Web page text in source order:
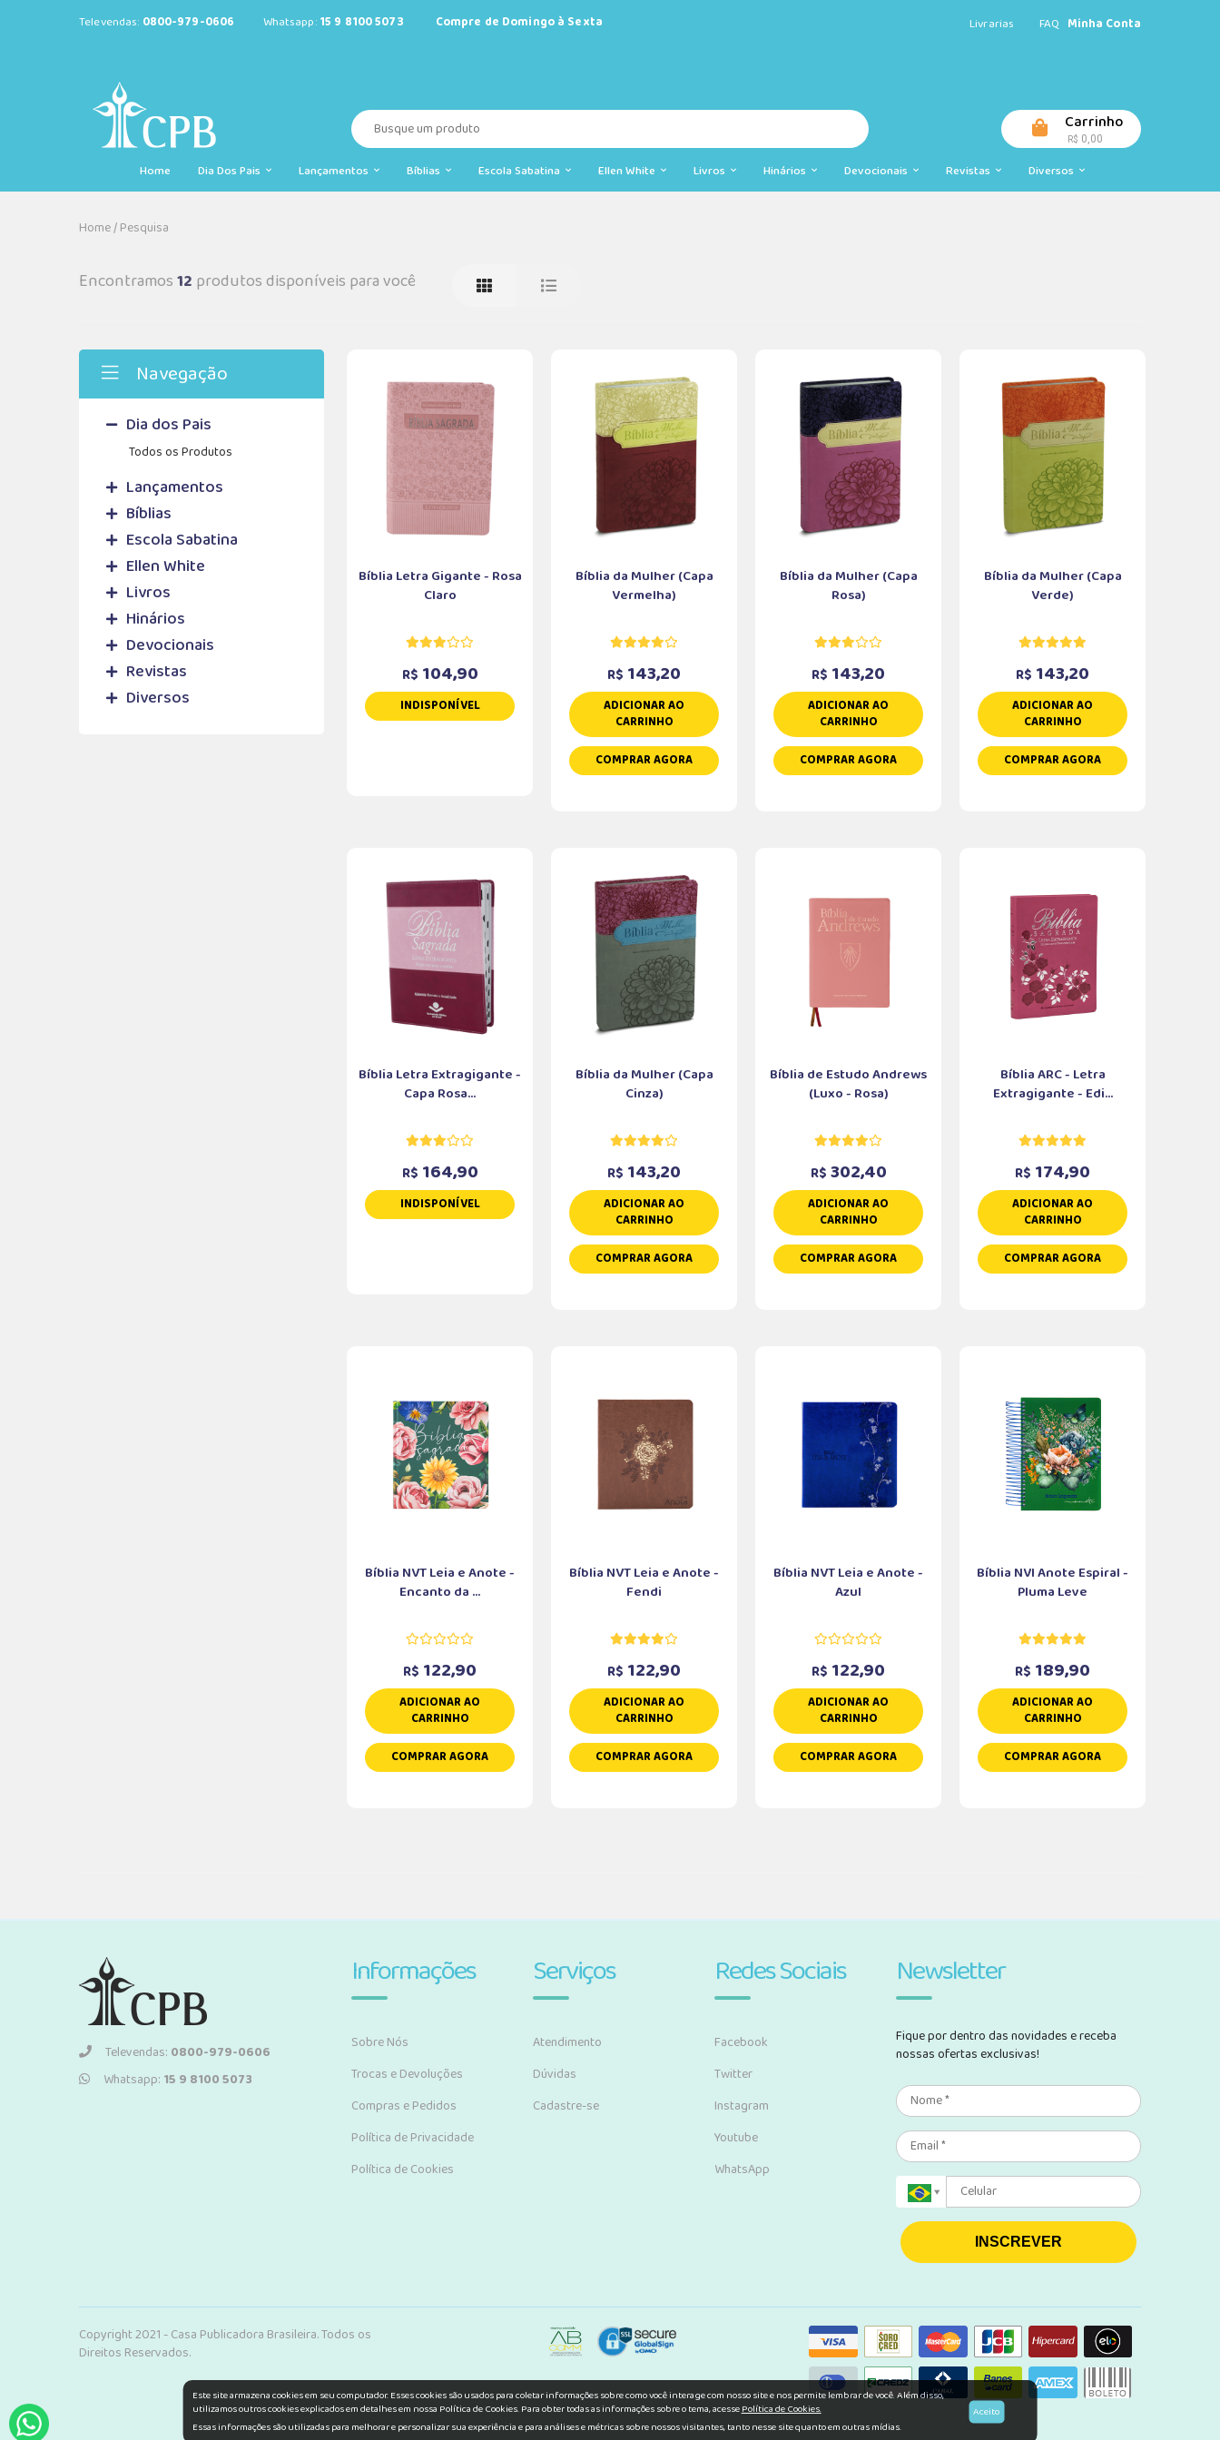
Televendas: 0800-979-0606 Whatsapp:15 9 8100 5073 Compre de Domingo à Sexta Livrarias FAQ Minha Conta
Carrinho
R$ 0,00
Home Dia Dos Pais Lançamentos Bíblias Escola Sabatina Ellen White Livros Hinários Devocionais Revistas Diversos
Home/Pesquisa
Encontramos12 produtos disponíveis para você
Navegação
Dia dos Pais
Todos os Produtos
Lançamentos
Bíblias
Escola Sabatina
Ellen White
Livros
Hinários
Devocionais
Revistas
Diversos
Bíblia Letra Gigante - Rosa
Claro
R$ 104,90
INDISPONÍVEL
Bíblia da Mulher (Capa
Vermelha)
R$ 143,20
ADICIONAR AO
CARRINHO
COMPRAR AGORA
Bíblia da Mulher (Capa
Rosa)
R$ 143,20
ADICIONAR AO
CARRINHO
COMPRAR AGORA
Bíblia da Mulher (Capa
Verde)
R$ 143,20
ADICIONAR AO
CARRINHO
COMPRAR AGORA
Bíblia Letra Extragigante -
Capa Rosa...
R$ 164,90
INDISPONÍVEL
Bíblia da Mulher (Capa
Cinza)
R$ 143,20
ADICIONAR AO
CARRINHO
COMPRAR AGORA
Bíblia de Estudo Andrews
(Luxo - Rosa)
R$ 302,40
ADICIONAR AO
CARRINHO
COMPRAR AGORA
Bíblia ARC - Letra
Extragigante - Edi...
R$ 174,90
ADICIONAR AO
CARRINHO
COMPRAR AGORA
Bíblia NVT Leia e Anote -
Encanto da ...
R$ 122,90
ADICIONAR AO
CARRINHO
COMPRAR AGORA
Bíblia NVT Leia e Anote -
Fendi
R$ 122,90
ADICIONAR AO
CARRINHO
COMPRAR AGORA
Bíblia NVT Leia e Anote -
Azul
R$ 122,90
ADICIONAR AO
CARRINHO
COMPRAR AGORA
Bíblia NVI Anote Espiral -
Pluma Leve
R$ 189,90
ADICIONAR AO
CARRINHO
COMPRAR AGORA
Televendas: 0800-979-0606
Whatsapp: 15 9 8100 5073
Informações
Sobre Nós
Trocas e Devoluções
Compras e Pedidos
Política de Privacidade
Política de Cookies
Serviços
Atendimento
Dúvidas
Cadastre-se
Redes Sociais
Facebook
Twitter
Instagram
Youtube
WhatsApp
Newsletter
Fique por dentro das novidades e receba
nossas ofertas exclusivas!
INSCREVER
Copyright 2021 - Casa Publicadora Brasileira. Todos os
Direitos Reservados.
Este site armazena cookies em seu computador. Esses cookies são usados para coletar informações sobre como você interage com nosso site e nos permite lembrar de você. Além disso,
utilizamos outros cookies explicados em detalhes em nossa Política de Cookies. Para obter todas as informações sobre o tema, acessePolítica de Cookies.
Essas informações são utilizadas para melhorar e personalizar sua experiência e para análises e métricas sobre nossos visitantes, tanto nesse site quanto em outras mídias.
Aceito